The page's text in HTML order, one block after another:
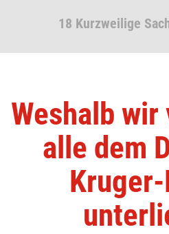
18 Kurzweilige
Weshalb
alle dem